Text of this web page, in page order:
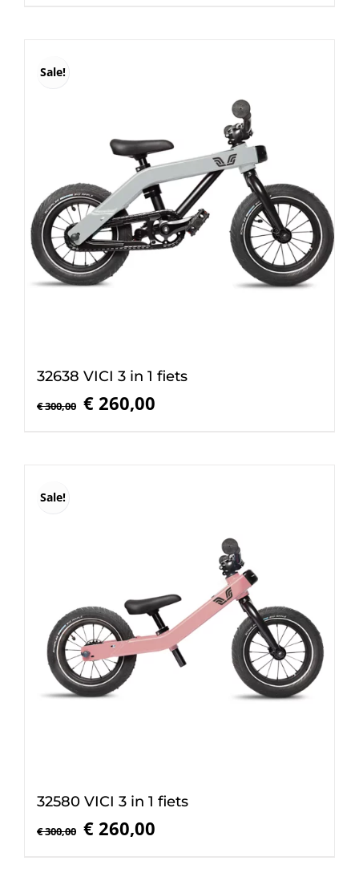
Sale!
32638 VICI 3 in 1 fiets
€300,00
Oorspronkelijke
€ 260,00
Sale!
32580 VICI 3 in 1 fiets
€300,00
Oorspronkelijke
€ 260,00